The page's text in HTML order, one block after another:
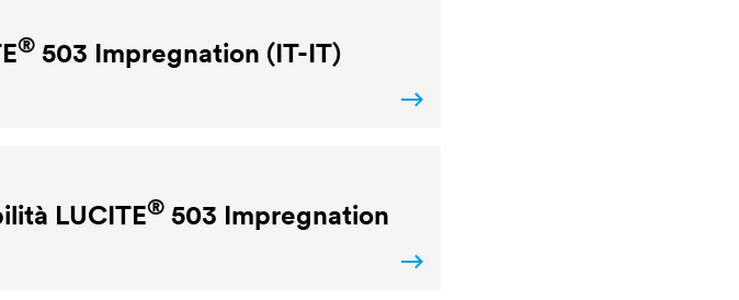
® 503 Impregnation (IT-IT)
LUCITE® 503 Impregnation